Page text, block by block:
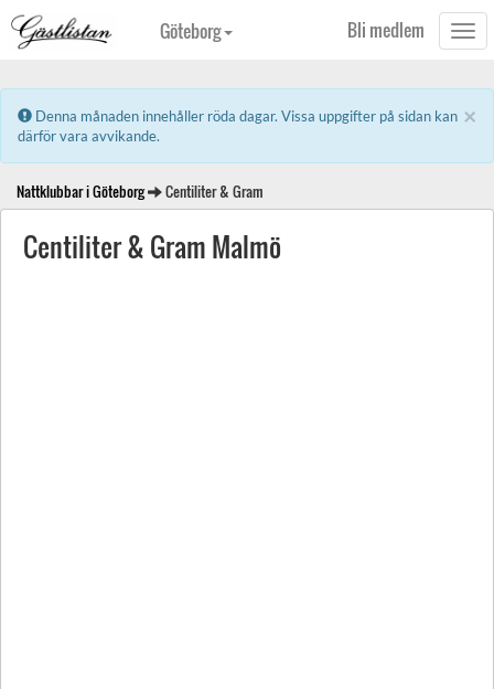
Bli medlem
Göteborg
×
Error:
Denna månaden innehåller röda dagar. Vissa uppgifter på sidan kan
därför vara avvikande.
Nattklubbar i Göteborg Centiliter & Gram
Centiliter & Gram Malmö